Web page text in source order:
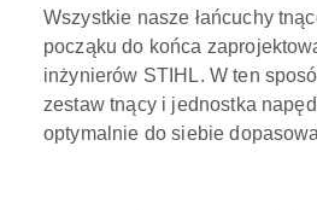
Wszystkie nasze łańcuchy
począku do końca
inżynierów STIHL. W ten
zestaw tnący i jednostka
optymalnie do siebie